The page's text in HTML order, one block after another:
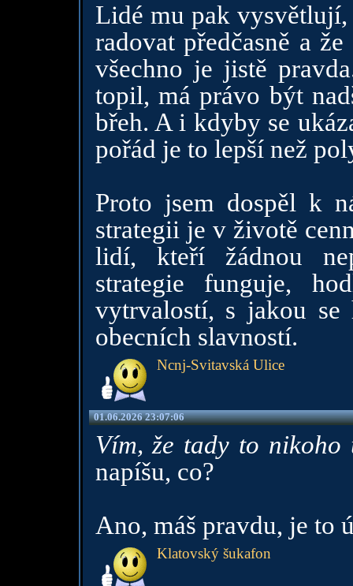
Lidé mu pak vysvětlují,
radovat předčasně a
všechno je jistě
topil, má právo být
břeh. A i kdyby se
pořád je to lepší než
Proto jsem dospěl k
strategii je v životě
lidí, kteří žádnou
strategie funguje,
vytrvalostí, s jakou se
obecních slavností.
Ncnj-Svitavská Ulice
01.06.2026 23:07:06
Vím, že tady to nikoho
napíšu, co?
Ano, máš pravdu, je to
Klatovský šukafon